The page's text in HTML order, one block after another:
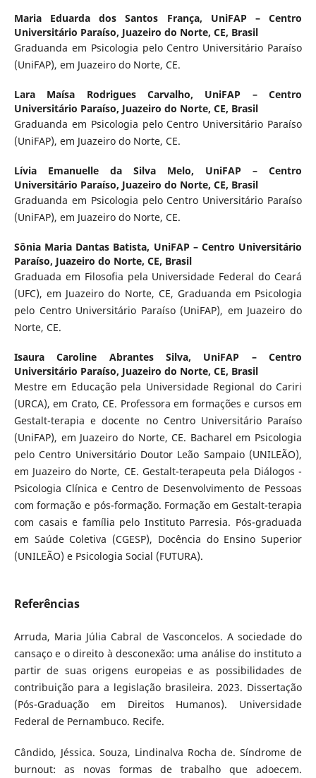
Maria Eduarda dos Santos França, UniFAP – Centro
Universitário Paraíso, Juazeiro do Norte, CE, Brasil
Graduanda em Psicologia pelo Centro Universitário Paraíso
(UniFAP), em Juazeiro do Norte, CE.
Lara Maísa Rodrigues Carvalho, UniFAP – Centro
Universitário Paraíso, Juazeiro do Norte, CE, Brasil
Graduanda em Psicologia pelo Centro Universitário Paraíso
(UniFAP), em Juazeiro do Norte, CE.
Lívia Emanuelle da Silva Melo, UniFAP – Centro
Universitário Paraíso, Juazeiro do Norte, CE, Brasil
Graduanda em Psicologia pelo Centro Universitário Paraíso
(UniFAP), em Juazeiro do Norte, CE.
Sônia Maria Dantas Batista, UniFAP – Centro Universitário
Paraíso, Juazeiro do Norte, CE, Brasil
Graduada em Filosofia pela Universidade Federal do Ceará
(UFC), em Juazeiro do Norte, CE, Graduanda em Psicologia
pelo Centro Universitário Paraíso (UniFAP), em Juazeiro do
Norte, CE.
Isaura Caroline Abrantes Silva, UniFAP – Centro
Universitário Paraíso, Juazeiro do Norte, CE, Brasil
Mestre em Educação pela Universidade Regional do Cariri
(URCA), em Crato, CE. Professora em formações e cursos em
Gestalt-terapia e docente no Centro Universitário Paraíso
(UniFAP), em Juazeiro do Norte, CE. Bacharel em Psicologia
pelo Centro Universitário Doutor Leão Sampaio (UNILEÃO),
em Juazeiro do Norte, CE. Gestalt-terapeuta pela Diálogos -
Psicologia Clínica e Centro de Desenvolvimento de Pessoas
com formação e pós-formação. Formação em Gestalt-terapia
com casais e família pelo Instituto Parresia. Pós-graduada
em Saúde Coletiva (CGESP), Docência do Ensino Superior
(UNILEÃO) e Psicologia Social (FUTURA).
Referências
Arruda, Maria Júlia Cabral de Vasconcelos. A sociedade do
cansaço e o direito à desconexão: uma análise do instituto a
partir de suas origens europeias e as possibilidades de
contribuição para a legislação brasileira. 2023. Dissertação
(Pós-Graduação em Direitos Humanos). Universidade
Federal de Pernambuco. Recife.
Cândido, Jéssica. Souza, Lindinalva Rocha de. Síndrome de
burnout: as novas formas de trabalho que adoecem.